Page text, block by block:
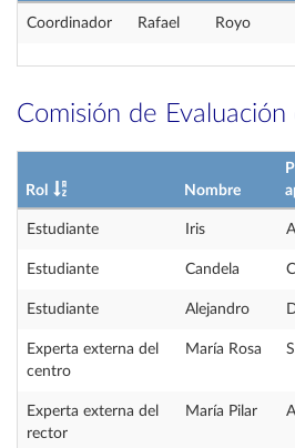
Coordinador Rafael Royo
Comisión de Evaluación
Rol Nombre
Estudiante Iris
Estudiante Candela
Estudiante Alejandro
Experta externa del
centro
María Rosa
Experta externa del
rector
María Pilar